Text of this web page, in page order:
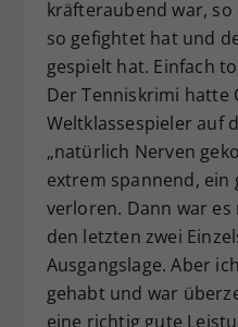
kräfteraubend war,
so gefightet hat und
gespielt hat. Einfach
Der Tenniskrimi hatte
Weltklassespieler auf
„natürlich Nerven
extrem spannend, ein
verloren. Dann war
den letzten zwei
Ausgangslage. Aber
gehabt und war
eine richtig gute